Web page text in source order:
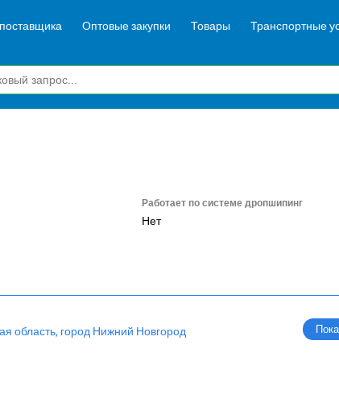
Оптовые закупки Товары Транспортные
Работает по системе дропшипинг
Нет
область, город Нижний Новгород